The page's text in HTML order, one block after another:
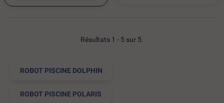
Résultats 1 - 5 sur 5.
ROBOT PISCINE DOLPHIN
ROBOT PISCINE POLARIS